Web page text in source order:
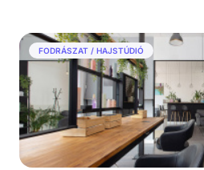
FODRÁSZAT / HAJSTÚDIÓ